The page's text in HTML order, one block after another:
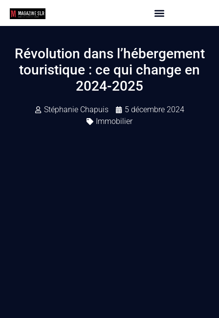
Révolution dans l’hébergement
touristique : ce qui change en
2024-2025
Stéphanie Chapuis
5 décembre 2024
Immobilier